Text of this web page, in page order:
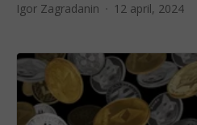
Igor Zagradanin 12 april, 2024